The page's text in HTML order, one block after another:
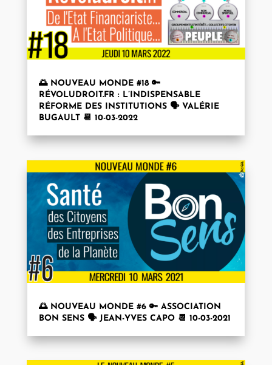
🌅 NOUVEAU MONDE #18 🔑
RÉVOLUDROIT.FR : L’INDISPENSABLE
RÉFORME DES INSTITUTIONS 🗣 VALÉRIE
BUGAULT 📆 10-03-2022
🌅 NOUVEAU MONDE #6 🔑 ASSOCIATION
BON SENS 🗣 JEAN-YVES CAPO 📆 10-03-2021